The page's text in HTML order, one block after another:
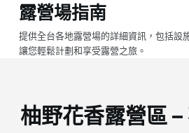
跳
至
主
容
露營場指南
提供全台各地露營場的詳細資訊，包括設
讓您輕鬆計劃和享受露營之旅。
柚野花香露營區